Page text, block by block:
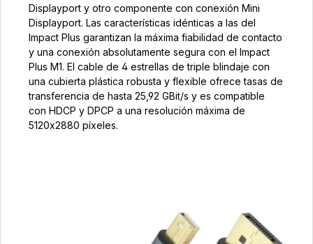
Displayport y otro componente con conexión Mini
Displayport. Las características idénticas a las del
Impact Plus garantizan la máxima fiabilidad de contacto
y una conexión absolutamente segura con el Impact
Plus M1. El cable de 4 estrellas de triple blindaje con
una cubierta plástica robusta y flexible ofrece tasas de
transferencia de hasta 25,92 GBit/s y es compatible
con HDCP y DPCP a una resolución máxima de
5120x2880 píxeles.